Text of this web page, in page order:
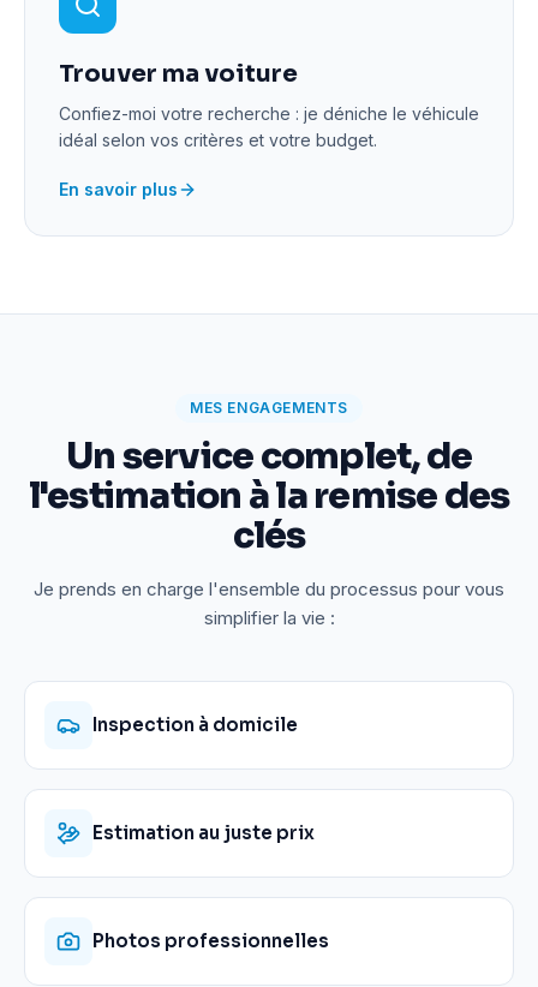
Trouver ma voiture
Confiez-moi votre recherche : je déniche le véhicule
idéal selon vos critères et votre budget.
En savoir plus
MES ENGAGEMENTS
Un service complet, de
l'estimation à la remise des
clés
Je prends en charge l'ensemble du processus pour vous
simplifier la vie :
Inspection à domicile
Estimation au juste prix
Photos professionnelles